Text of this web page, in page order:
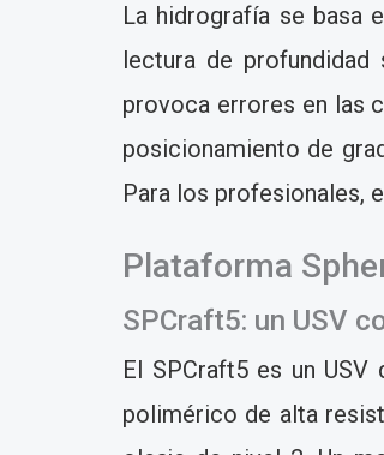
La hidrografía se basa
lectura de
provoca errores en las
posicionamiento de
Para los profesionales,
Plataforma
SPCraft5: un USV
El SPCraft5 es un
polimérico de alta